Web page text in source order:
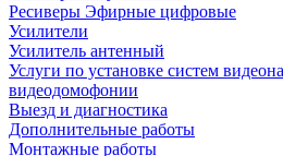
Ресиверы Эфирные цифровые
Усилители
Усилитель антенный
Услуги по установке систем
видеодомофонии
Выезд и диагностика
Дополнительные работы
Монтажные работы